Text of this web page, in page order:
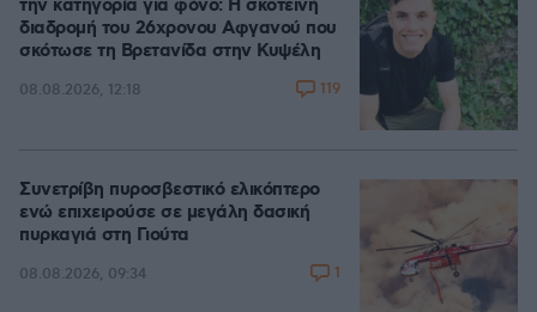
την κατηγορία για φόνο: Η σκοτεινή
διαδρομή του 26χρονου Αφγανού που
σκότωσε τη Βρετανίδα στην Κυψέλη
08.08.2026, 12:18 119
Συνετρίβη πυροσβεστικό ελικόπτερο
ενώ επιχειρούσε σε μεγάλη δασική
πυρκαγιά στη Γιούτα
08.08.2026, 09:34 1